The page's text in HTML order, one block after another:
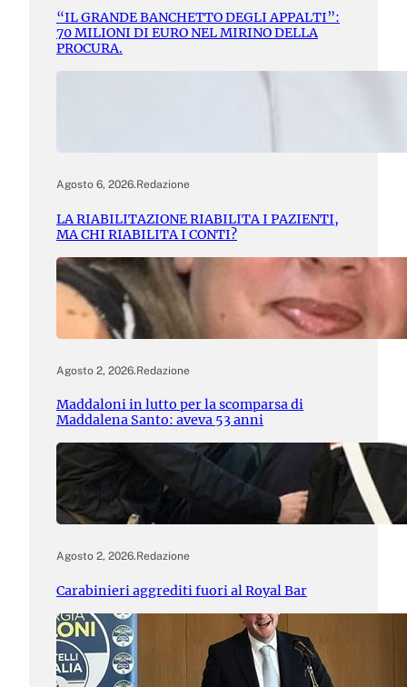
“IL GRANDE BANCHETTO DEGLI APPALTI”:
70 MILIONI DI EURO NEL MIRINO DELLA
PROCURA.
Agosto 6, 2026.Redazione
LA RIABILITAZIONE RIABILITA I PAZIENTI,
MA CHI RIABILITA I CONTI?
Agosto 2, 2026.Redazione
Maddaloni in lutto per la scomparsa di
Maddalena Santo: aveva 53 anni
Agosto 2, 2026.Redazione
Carabinieri aggrediti fuori al Royal Bar